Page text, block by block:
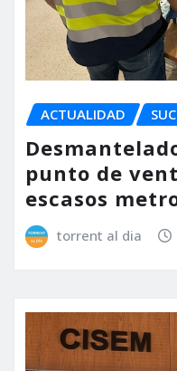
ACTUALIDAD
punto de
escasos
torrent al dia